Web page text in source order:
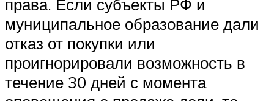
права. Если субъекты РФ и
муниципальное образование дали
отказ от покупки или
проигнорировали возможность в
течение 30 дней с момента